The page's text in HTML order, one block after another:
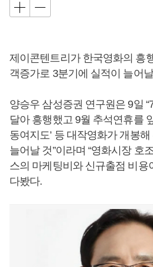
제이콘텐트리가 한국영화의 흥
객증가로 3분기에 실적이 늘어
양승우 삼성증권 연구원은 9일
달아 흥행했고 9월 추석연휴를 앞
동여지도’ 등 대작영화가 개봉
늘어날 것”이라며 “영화시장 호
스의 마케팅비와 신규출점 비용
다봤다.